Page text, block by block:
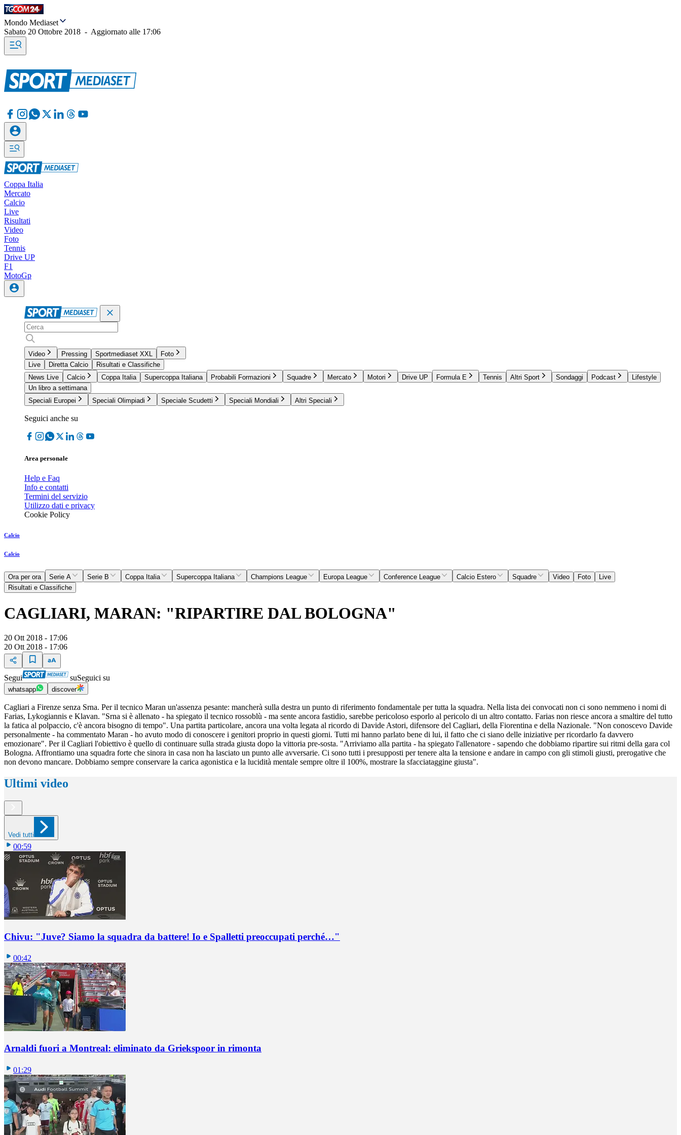
Mondo Mediaset
Sabato 20 Ottobre 2018 - Aggiornato alle 17:06
Coppa Italia
Mercato
Calcio
Live
Risultati
Video
Foto
Tennis
Drive UP
F1
MotoGp
Video Pressing Sportmediaset XXL
Foto
Live
Diretta Calcio
Risultati e Classifiche
News Live
Calcio Coppa Italia Supercoppa Italiana Probabili Formazioni Squadre Mercato Motori Drive UP Formula E Tennis Altri Sport Sondaggi Podcast
Lifestyle
Un libro a settimana
Speciali Europei
Speciali Olimpiadi Speciale Scudetti Speciali Mondiali Altri Speciali
Seguici anche su
Area personale
Help e Faq
Info e contatti
Termini del servizio
Utilizzo dati e privacy
Cookie Policy
Calcio
Calcio
Ora per ora Serie A Serie B Coppa Italia Supercoppa Italiana Champions League Europa League Conference League Calcio Estero Squadre Video Foto
Live
Risultati e Classifiche
CAGLIARI, MARAN: "RIPARTIRE DAL BOLOGNA"
20 Ott 2018 - 17:06
20 Ott 2018 - 17:06
Segui suSeguici su
whatsapp discover
Cagliari a Firenze senza Srna. Per il tecnico Maran un'assenza pesante: mancherà sulla destra un punto di riferimento fondamentale per tutta la squadra. Nella lista dei convocati non ci sono nemmeno i nomi di
Farias, Lykogiannis e Klavan. "Srna si è allenato - ha spiegato il tecnico rossoblù - ma sente ancora fastidio, sarebbe pericoloso esporlo al pericolo di un altro contatto. Farias non riesce ancora a smaltire del tutto
la fatica al polpaccio, c'è ancora bisogno di tempo". Una partita particolare, ancora una volta legata al ricordo di Davide Astori, difensore del Cagliari, della Fiorentina e della Nazionale. "Non conoscevo Davide
personalmente - ha commentato Maran - ho avuto modo di conoscere i genitori proprio in questi giorni. Tutti mi hanno parlato bene di lui, il fatto che ci siano delle iniziative per ricordarlo fa davvero
emozionare". Per il Cagliari l'obiettivo è quello di continuare sulla strada giusta dopo la vittoria pre-sosta. "Arriviamo alla partita - ha spiegato l'allenatore - sapendo che dobbiamo ripartire sui ritmi della gara col
Bologna. Affrontiamo una squadra forte che sinora in casa non ha lasciato un punto alle avversarie. Ci sono tutti i presupposti per tenere alta la tensione e andare in campo con gli stimoli giusti, prerogative che
non devono mancare. Dobbiamo sempre conservare la carica agonistica e la lucidità mentale sempre oltre il 100%, mostrare la sfacciataggine giusta".
Ultimi video
Vedi tutti
00:59
Chivu: "Juve? Siamo la squadra da battere! Io e Spalletti preoccupati perché…"
00:42
Arnaldi fuori a Montreal: eliminato da Griekspoor in rimonta
01:29